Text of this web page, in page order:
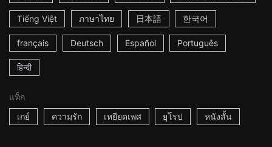
Tiếng Việt ภาษาไทย 日本語 한국어
français Deutsch Español Português
हिन्दी
แท็ก
เกย์
ความรัก เหยียดเพศ ยุโรป หนังสั้น